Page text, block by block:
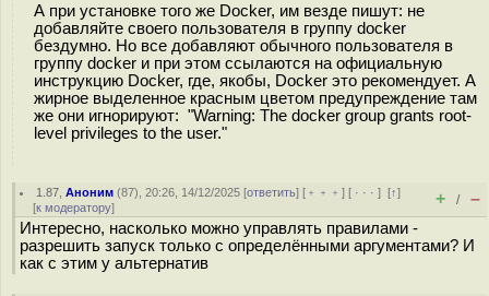
А при установке того же Docker, им везде пишут: не
добавляйте своего пользователя в группу docker
бездумно. Но все добавляют обычного пользователя в
группу docker и при этом ссылаются на официальную
инструкцию Docker, где, якобы, Docker это рекомендует. А
жирное выделенное красным цветом предупреждение там
же они игнорируют: "Warning: The docker group grants root-
level privileges to the user."
1.87 ,Аноним (87), 20:26, 14/12/2025 [ответить] [ ﹢﹢﹢] [ · · ·][↑]
[к модератору] + / –
Интересно, насколько можно управлять правилами -
разрешить запуск только с определёнными аргументами? И
как с этим у альтернатив